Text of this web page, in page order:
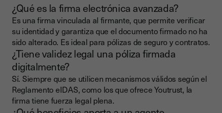
¿Qué es la firma electrónica avanzada?
Es una firma vinculada al firmante, que permite verificar
su identidad y garantiza que el documento firmado no ha
sido alterado. Es ideal para pólizas de seguro y contratos.
¿Tiene validez legal una póliza firmada
digitalmente?
Sí. Siempre que se utilicen mecanismos válidos según el
Reglamento eIDAS, como los que ofrece Youtrust, la
firma tiene fuerza legal plena.